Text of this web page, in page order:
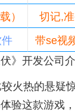
）
切记,
带se视
火热的悬疑
验这款游戏